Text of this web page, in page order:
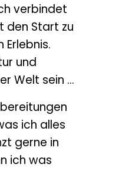
verbindet
den Start zu
und
Welt sein ...
ich alles
gerne in
ich was